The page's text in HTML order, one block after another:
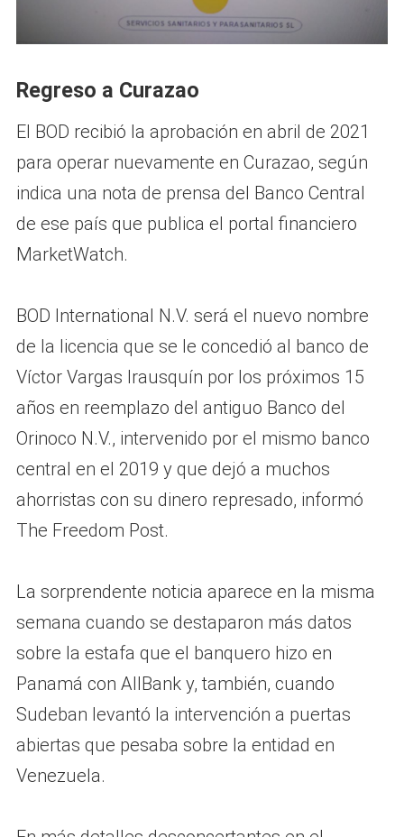
Regreso a Curazao
El BOD recibió la aprobación en abril de 2021
para operar nuevamente en Curazao, según
indica una nota de prensa del Banco Central
de ese país que publica el portal financiero
MarketWatch.
BOD International N.V. será el nuevo nombre
de la licencia que se le concedió al banco de
Víctor Vargas Irausquín por los próximos 15
años en reemplazo del antiguo Banco del
Orinoco N.V., intervenido por el mismo banco
central en el 2019 y que dejó a muchos
ahorristas con su dinero represado, informó
The Freedom Post.
La sorprendente noticia aparece en la misma
semana cuando se destaparon más datos
sobre la estafa que el banquero hizo en
Panamá con AllBank y, también, cuando
Sudeban levantó la intervención a puertas
abiertas que pesaba sobre la entidad en
Venezuela.